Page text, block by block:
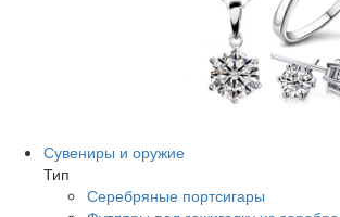
Сувениры и оружие
Тип
Серебряные портсигары